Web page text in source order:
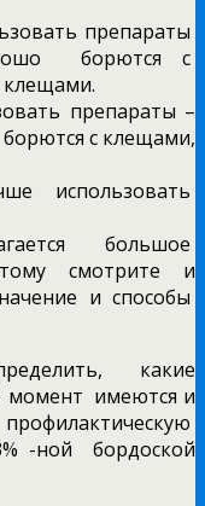
препараты
борются с
препараты –
с клещами,
использовать
большое
смотрите и
и способы
какие
имеются и
-ной бордоской